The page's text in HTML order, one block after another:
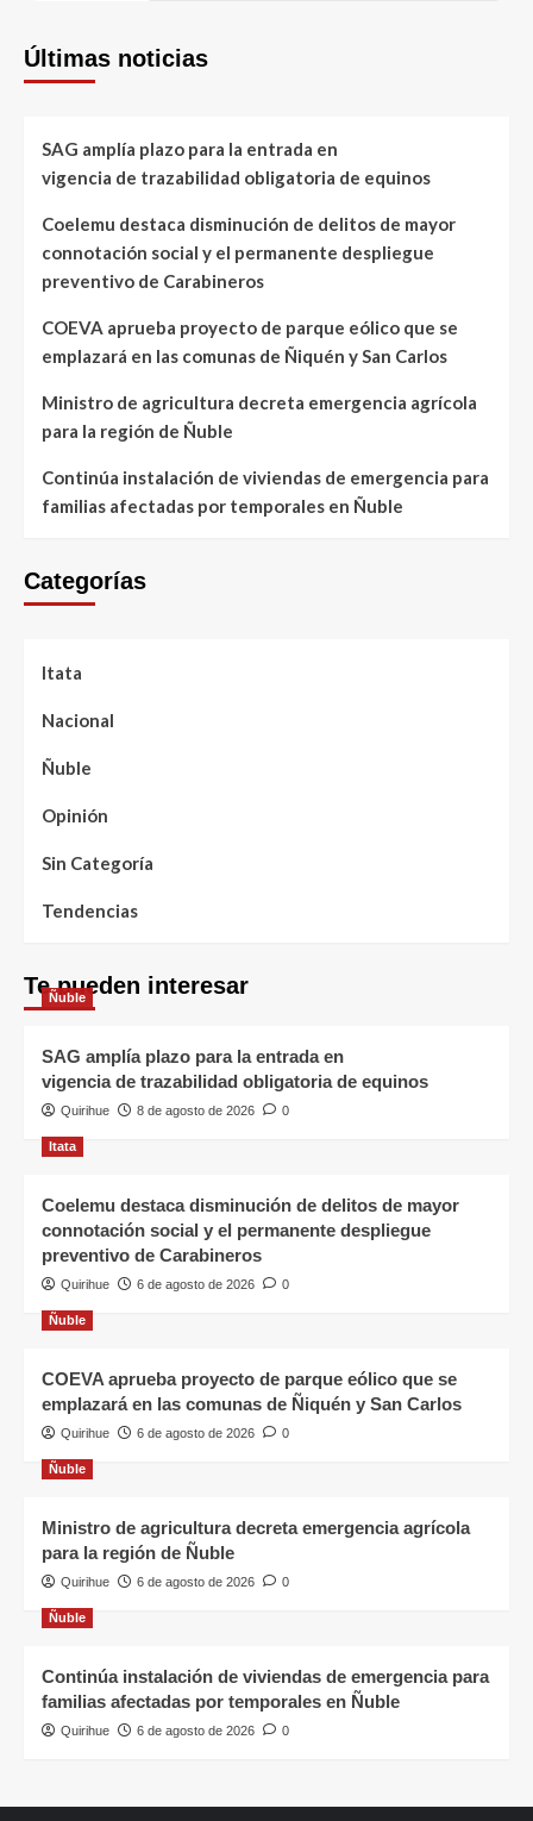
Últimas noticias
SAG amplía plazo para la entrada en
vigencia de trazabilidad obligatoria de equinos
Coelemu destaca disminución de delitos de mayor
connotación social y el permanente despliegue
preventivo de Carabineros
COEVA aprueba proyecto de parque eólico que se
emplazará en las comunas de Ñiquén y San Carlos
Ministro de agricultura decreta emergencia agrícola
para la región de Ñuble
Continúa instalación de viviendas de emergencia para
familias afectadas por temporales en Ñuble
Categorías
Itata
Nacional
Ñuble
Opinión
Sin Categoría
Tendencias
Te pueden interesar
Ñuble
SAG amplía plazo para la entrada en
vigencia de trazabilidad obligatoria de equinos
Quirihue 8 de agosto de 2026 0
Itata
Coelemu destaca disminución de delitos de mayor
connotación social y el permanente despliegue
preventivo de Carabineros
Quirihue 6 de agosto de 2026 0
Ñuble
COEVA aprueba proyecto de parque eólico que se
emplazará en las comunas de Ñiquén y San Carlos
Quirihue 6 de agosto de 2026 0
Ñuble
Ministro de agricultura decreta emergencia agrícola
para la región de Ñuble
Quirihue 6 de agosto de 2026 0
Ñuble
Continúa instalación de viviendas de emergencia para
familias afectadas por temporales en Ñuble
Quirihue 6 de agosto de 2026 0